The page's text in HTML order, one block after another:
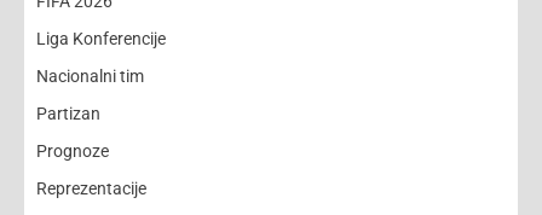
Liga Konferencije
Nacionalni tim
Partizan
Prognoze
Reprezentacije